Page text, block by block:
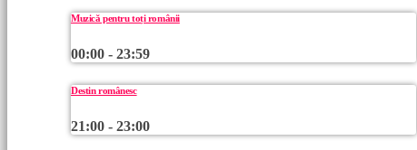
Muzică pentru toți românii
00:00 - 23:59
Destin românesc
21:00 - 23:00